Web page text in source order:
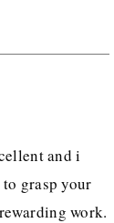
and i
grasp your
work.